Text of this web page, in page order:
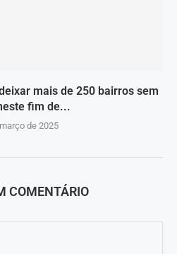
mais de 250 bairros sem
fim de...
de 2025
COMENTÁRIO